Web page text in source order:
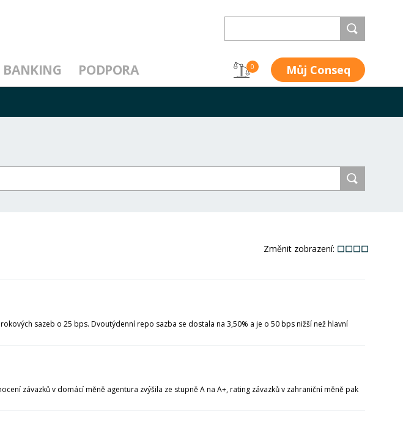
BANKING PODPORA 0 Můj Conseq
Změnit zobrazení:
sazeb o 25 bps. Dvoutýdenní repo sazba se dostala na 3,50% a je o 50 bps nižší než hlavní
závazků v domácí měně agentura zvýšila ze stupně A na A+, rating závazků v zahraniční měně pak